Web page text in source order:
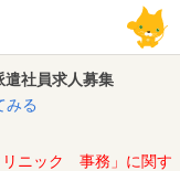
社員求人募集
みる
ニック 事務」に関す